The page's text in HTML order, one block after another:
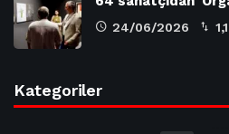
24/06/2026
Kategoriler